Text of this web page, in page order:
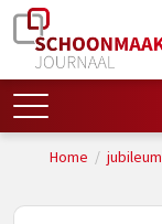
Home / jubileum